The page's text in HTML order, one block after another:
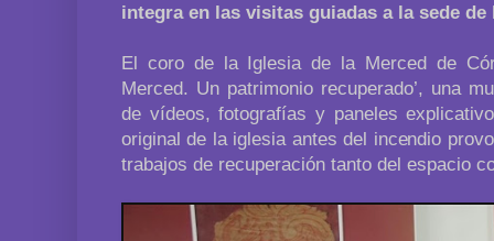
integra en las visitas guiadas a la sede
El coro de la Iglesia de la Merced de
Merced. Un patrimonio recuperado’, una
de vídeos, fotografías y paneles
original de la iglesia antes del incendio
trabajos de recuperación tanto del espacio